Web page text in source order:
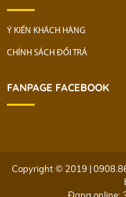
Ý KIẾN KHÁCH HÀNG
CHÍNH SÁCH ĐỔI TRẢ
FANPAGE FACEBOOK
Copyright © 2019 |
Đang online: